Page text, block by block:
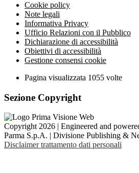
Cookie policy
Note legali
Informativa Privacy
Ufficio Relazioni con il Pubblico
Dichiarazione di accessibilità
Obiettivi di accessibilità
Gestione consensi cookie
Pagina visualizzata 1055 volte
Sezione Copyright
Copyright 2026 | Engineered and
Parma S.p.A. | Divisione Publishing &
Disclaimer trattamento dati personali